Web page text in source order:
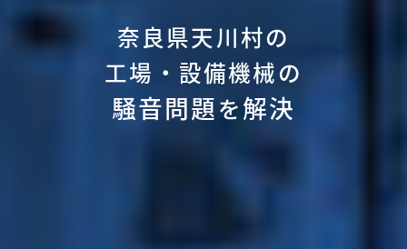
奈良県天川村の
工場・設備機械の
騒音問題を解決